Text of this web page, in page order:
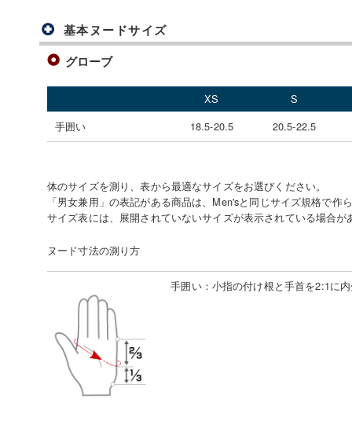
基本ヌードサイズ
グローブ
XS
S
手囲い
18.5-20.5 20.5-22.5
体のサイズを測り、表から最適なサイズをお選びください。
「男女兼用」の表記がある商品は、Men'sと同じサイズ規格で作
サイズ表には、展開されていないサイズが表示されている場合が
ヌード寸法の測り方
手囲い： 小指の付け根と手首を2:1に